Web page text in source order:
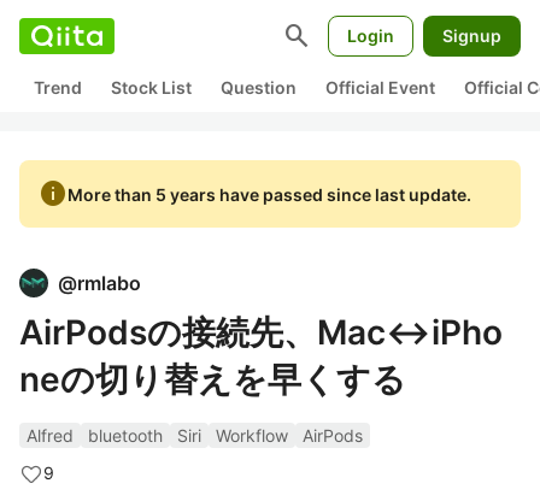
search Login Signup
Trend Stock List Question Official Event Official
infoMore than 5 years have passed since last update.
@rmlabo
AirPodsの接続先、Mac↔iPho
neの切り替えを早くする
Alfred bluetooth Siri Workflow
AirPods
9